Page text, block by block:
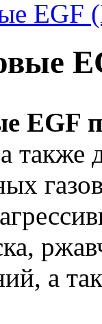
EGF
EGF
также
а